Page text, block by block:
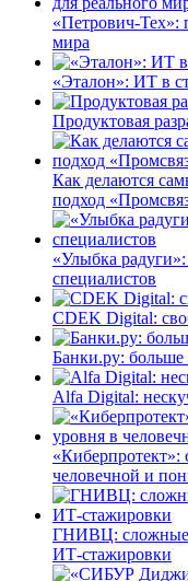
«Петрович-Тех»:
мира
«Эталон»: ИТ в
Продуктовая
Как делаются
подход
«Улыбка
специалистов
CDEK Digital:
Банки.ру:
Alfa Digital:
«Киберпротект»:
человечной и
ГНИВЦ: сложные
ИТ‑стажировки